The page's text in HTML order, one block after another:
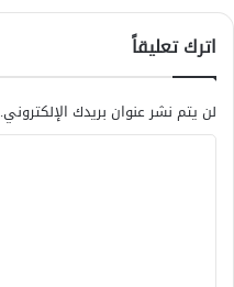
اترك تعليقاً
لن يتم نشر عنوان بريدك الإلكتروني.